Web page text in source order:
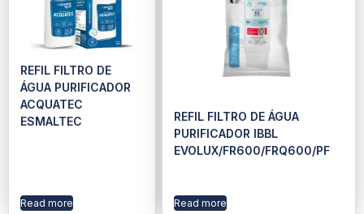
REFIL FILTRO DE
ÁGUA PURIFICADOR
ACQUATEC
ESMALTEC
Read more
REFIL FILTRO DE ÁGUA
PURIFICADOR IBBL
EVOLUX/FR600/FRQ600/PF
Read more